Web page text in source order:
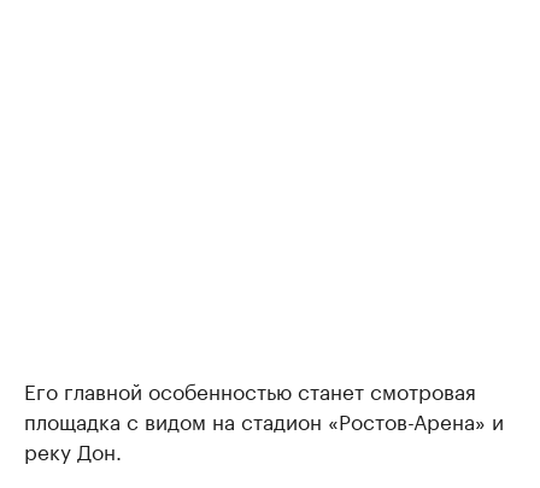
Его главной особенностью станет смотровая
площадка с видом на стадион «Ростов-Арена» и
реку Дон.